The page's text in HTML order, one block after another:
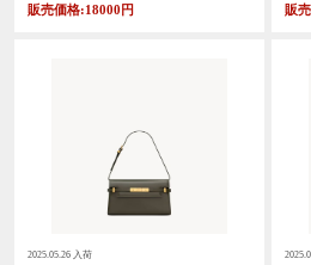
販売価格:18000円 販
2025.05.26 入荷